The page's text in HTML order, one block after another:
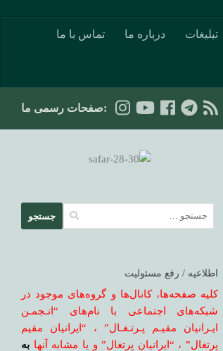
تبلیغات درباره ما تماس با ما
:صفحات رسمی ما
برای:
اطلاعیه / رفع مسئولیت
کلیه صفحه‌ها، کانال‌ها و گروه‌های موجود در
شبکه‌های اجتماعی با نام‌های “انـجمـن
ایـرانیان مقیـم پـرتـغـال” ، “ایرانیان مقیم
پرتغال” ، “ایرانیان پرتغال” و یا مشابه آنها به